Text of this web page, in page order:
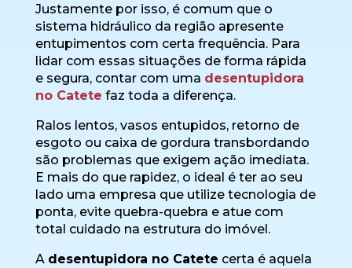
Justamente por isso, é comum que o
sistema hidráulico da região apresente
entupimentos com certa frequência. Para
lidar com essas situações de forma rápida
e segura, contar com uma desentupidora
no Catete faz toda a diferença.
Ralos lentos, vasos entupidos, retorno de
esgoto ou caixa de gordura transbordando
são problemas que exigem ação imediata.
E mais do que rapidez, o ideal é ter ao seu
lado uma empresa que utilize tecnologia de
ponta, evite quebra-quebra e atue com
total cuidado na estrutura do imóvel.
A desentupidora no Catete certa é aquela